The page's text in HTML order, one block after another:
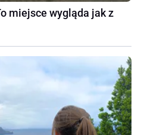
miejsce wygląda jak z